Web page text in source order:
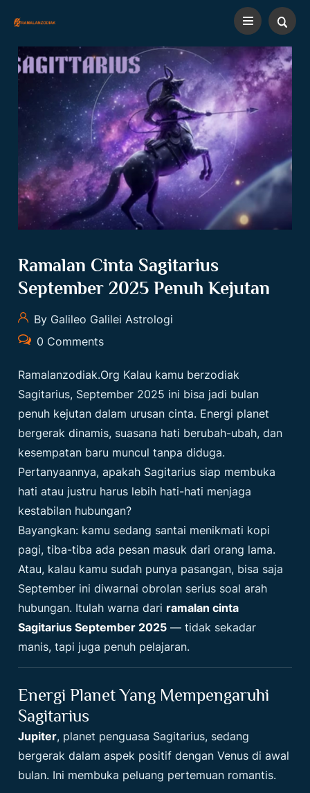
Ramalan Cinta Sagitarius
September 2025 Penuh Kejutan
By Galileo Galilei Astrologi
0 Comments
Ramalanzodiak.org Kalau kamu berzodiak
Sagitarius, September 2025 ini bisa jadi bulan
penuh kejutan dalam urusan cinta. Energi planet
bergerak dinamis, suasana hati berubah-ubah, dan
kesempatan baru muncul tanpa diduga.
Pertanyaannya, apakah Sagitarius siap membuka
hati atau justru harus lebih hati-hati menjaga
kestabilan hubungan?
Bayangkan: kamu sedang santai menikmati kopi
pagi, tiba-tiba ada pesan masuk dari orang lama.
Atau, kalau kamu sudah punya pasangan, bisa saja
September ini diwarnai obrolan serius soal arah
hubungan. Itulah warna dari ramalan cinta
Sagitarius September 2025 — tidak sekadar
manis, tapi juga penuh pelajaran.
Energi Planet Yang Mempengaruhi
Sagitarius
Jupiter, planet penguasa Sagitarius, sedang
bergerak dalam aspek positif dengan Venus di awal
bulan. Ini membuka peluang pertemuan romantis.